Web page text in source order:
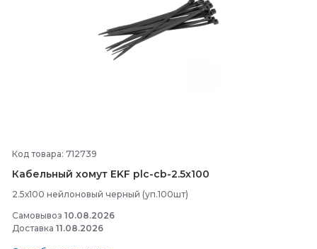
Код товара: 712739
Кабельный хомут EKF plc-cb-2.5x100
2.5х100 нейлоновый черный (уп.100шт)
Самовывоз 10.08.2026
Доставка 11.08.2026